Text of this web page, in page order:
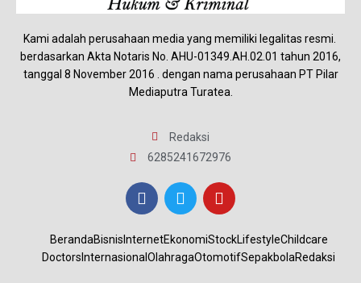
Kami adalah perusahaan media yang memiliki legalitas resmi.
berdasarkan Akta Notaris No. AHU-01349.AH.02.01 tahun 2016,
tanggal 8 November 2016 . dengan nama perusahaan PT Pilar
Mediaputra Turatea.
Redaksi
6285241672976
BerandaBisnis InternetEkonomiStockLifestyleChildcare
Doctors Internasional OlahragaOtomotifSepakbolaRedaksi